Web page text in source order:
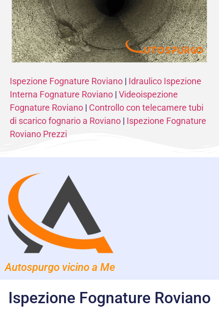
Ispezione Fognature Roviano | Idraulico Ispezione
Interna Fognature Roviano | Videoispezione
Fognature Roviano | Controllo con telecamere tubi
di scarico fognario a Roviano | Ispezione Fognature
Roviano Prezzi
Autospurgo vicino a Me
Ispezione Fognature Roviano